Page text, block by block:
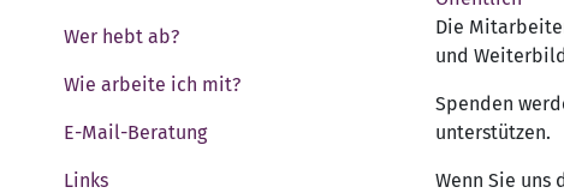
Wer hebt ab?
Wie arbeite ich mit?
E-Mail-Beratung
Links
Die
und
Spenden
unterstützen.
Wenn Sie uns